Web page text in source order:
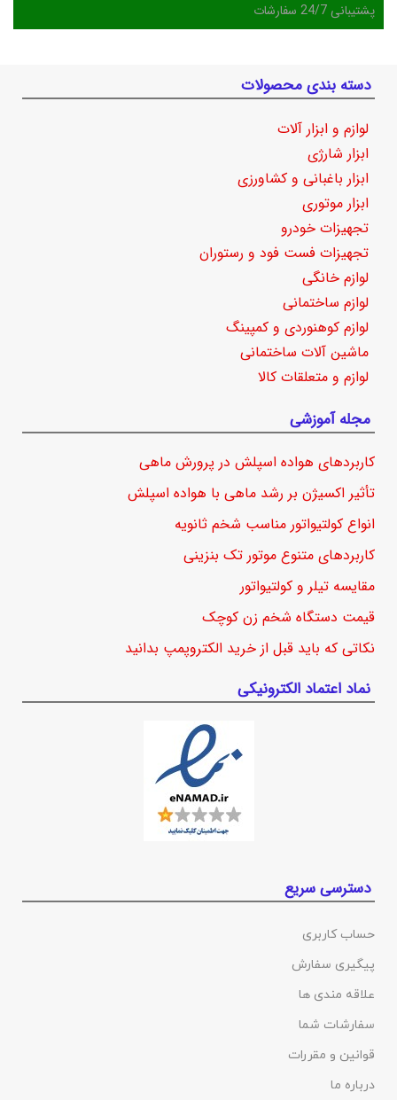
پشتیبانی 24/7 سفارشات
دسته بندی محصولات
لوازم و ابزار آلات
ابزار شارژی
ابزار باغبانی و کشاورزی
ابزار موتوری
تجهیزات خودرو
تجهیزات فست فود و رستوران
لوازم خانگی
لوازم ساختمانی
لوازم کوهنوردی و کمپینگ
ماشین آلات ساختمانی
لوازم و متعلقات کالا
مجله آموزشی
کاربردهای هواده اسپلش در پرورش ماهی
تأثیر اکسیژن بر رشد ماهی با هواده اسپلش
انواع کولتیواتور مناسب شخم ثانویه
کاربردهای متنوع موتور تک بنزینی
مقایسه تیلر و کولتیواتور
قیمت دستگاه شخم زن کوچک
نکاتی که باید قبل از خرید الکتروپمپ بدانید
نماد اعتماد الکترونیکی
دسترسی سریع
حساب کاربری
پیگیری سفارش
علاقه مندی ها
سفارشات شما
قوانین و مقررات
درباره ما